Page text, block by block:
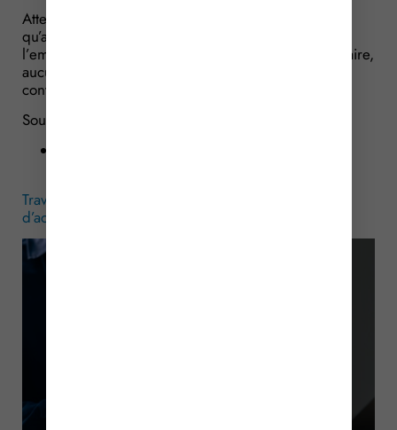
Attention toutefois : ce droit d’entrée suppose
qu’aucune opposition ne soit manifestée par
l’employeur ou son représentant. Or, dans cette affaire,
aucune opposition n’était invoquée, ce qui rend le
contrôle régulier !
Sources :
Travail dissimulé : l’Urssaf dispose-t-elle d’un droit
d’accès à l’entreprise ?